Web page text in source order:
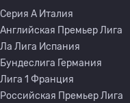
Серия A Италия
Английская Премьер Лига
Ла Лига Испания
Бундеслига Германия
Лига 1 Франция
Российская Премьер Лига